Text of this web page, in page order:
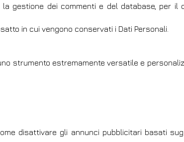
gestione dei commenti e del database, per il
in cui vengono conservati i Dati Personali.
strumento estremamente versatile e
disattivare gli annunci pubblicitari basati